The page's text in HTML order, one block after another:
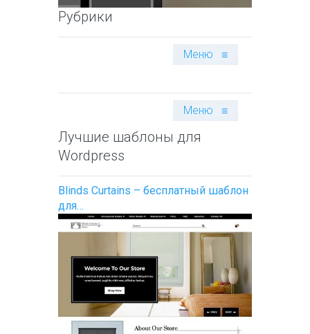
Рубрики
Меню ≡
Меню ≡
Лучшие шаблоны для
Wordpress
Blinds Curtains – бесплатный шаблон
для…